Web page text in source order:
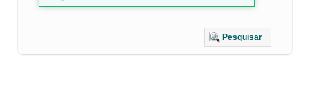
Pesquisar